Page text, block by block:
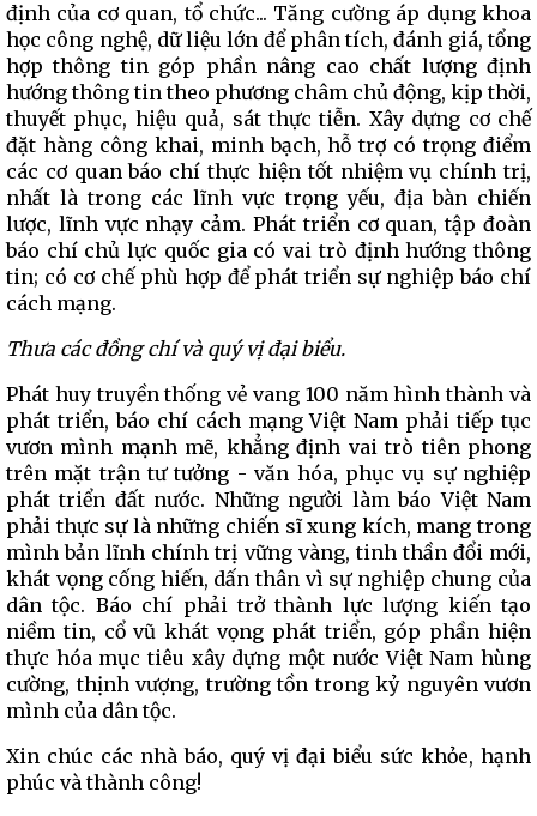
định của cơ quan, tổ chức... Tăng cường áp dụng khoa
học công nghệ, dữ liệu lớn để phân tích, đánh giá, tổng
hợp thông tin góp phần nâng cao chất lượng định
hướng thông tin theo phương châm chủ động, kịp thời,
thuyết phục, hiệu quả, sát thực tiễn. Xây dựng cơ chế
đặt hàng công khai, minh bạch, hỗ trợ có trọng điểm
các cơ quan báo chí thực hiện tốt nhiệm vụ chính trị,
nhất là trong các lĩnh vực trọng yếu, địa bàn chiến
lược, lĩnh vực nhạy cảm. Phát triển cơ quan, tập đoàn
báo chí chủ lực quốc gia có vai trò định hướng thông
tin; có cơ chế phù hợp để phát triển sự nghiệp báo chí
cách mạng.
Thưa các đồng chí và quý vị đại biểu.
Phát huy truyền thống vẻ vang 100 năm hình thành và
phát triển, báo chí cách mạng Việt Nam phải tiếp tục
vươn mình mạnh mẽ, khẳng định vai trò tiên phong
trên mặt trận tư tưởng - văn hóa, phục vụ sự nghiệp
phát triển đất nước. Những người làm báo Việt Nam
phải thực sự là những chiến sĩ xung kích, mang trong
mình bản lĩnh chính trị vững vàng, tinh thần đổi mới,
khát vọng cống hiến, dấn thân vì sự nghiệp chung của
dân tộc. Báo chí phải trở thành lực lượng kiến tạo
niềm tin, cổ vũ khát vọng phát triển, góp phần hiện
thực hóa mục tiêu xây dựng một nước Việt Nam hùng
cường, thịnh vượng, trường tồn trong kỷ nguyên vươn
mình của dân tộc.
Xin chúc các nhà báo, quý vị đại biểu sức khỏe, hạnh
phúc và thành công!